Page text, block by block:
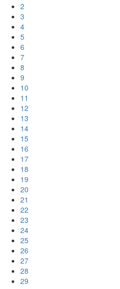
2
3
4
5
6
7
8
9
10
11
12
13
14
15
16
17
18
19
20
21
22
23
24
25
26
27
28
29